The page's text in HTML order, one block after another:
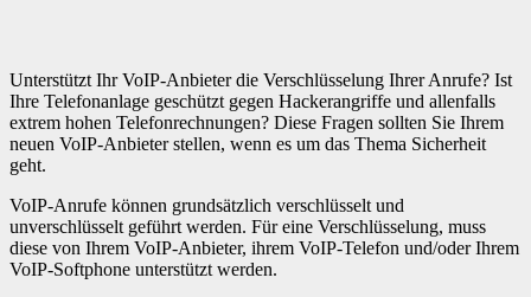
Unterstützt Ihr VoIP-Anbieter die Verschlüsselung Ihrer Anrufe? Ist
Ihre Telefonanlage geschützt gegen Hackerangriffe und allenfalls
extrem hohen Telefonrechnungen? Diese Fragen sollten Sie Ihrem
neuen VoIP-Anbieter stellen, wenn es um das Thema Sicherheit
geht.
VoIP-Anrufe können grundsätzlich verschlüsselt und
unverschlüsselt geführt werden. Für eine Verschlüsselung, muss
diese von Ihrem VoIP-Anbieter, ihrem VoIP-Telefon und/oder Ihrem
VoIP-Softphone unterstützt werden.